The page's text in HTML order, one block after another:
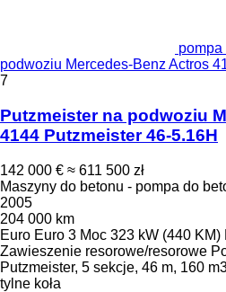
pompa
podwoziu Mercedes-Benz Actros
7
Putzmeister na podwoziu
4144 Putzmeister 46-5.16H
142 000 € ≈ 611 500 zł
Maszyny do betonu - pompa do
2005
204 000 km
Euro Euro 3 Moc 323 kW (440 KM)
Zawieszenie resorowe/resorowe
Putzmeister, 5 sekcje, 46 m, 160
tylne koła